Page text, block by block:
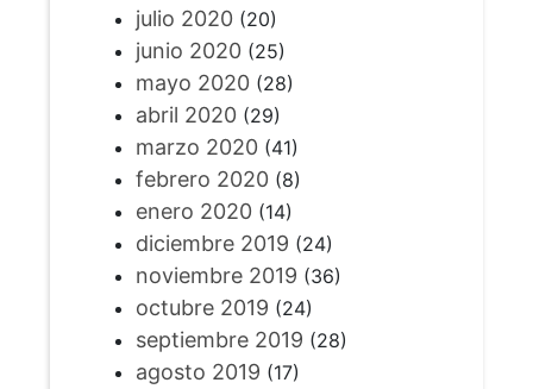
julio 2020(20)
junio 2020(25)
mayo 2020(28)
abril 2020(29)
marzo 2020(41)
febrero 2020(8)
enero 2020(14)
diciembre 2019 (24)
noviembre 2019 (36)
octubre 2019 (24)
septiembre 2019 (28)
agosto 2019 (17)